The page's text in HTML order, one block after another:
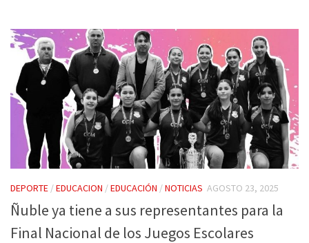
DEPORTE /EDUCACION /EDUCACIÓN /NOTICIAS AGOSTO 23, 2025
Ñuble ya tiene a sus representantes para la
Final Nacional de los Juegos Escolares